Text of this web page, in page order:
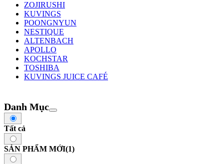
ZOJIRUSHI
KUVINGS
POONGNYUN
NESTIQUE
ALTENBACH
APOLLO
KOCHSTAR
TOSHIBA
KUVINGS JUICE CAFÉ
Danh Mục
Tất cả
SẢN PHẨM MỚI(1)